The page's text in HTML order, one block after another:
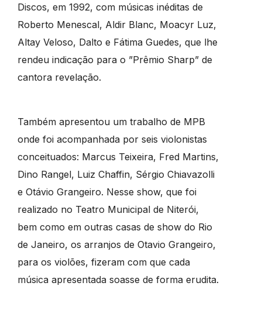
Discos, em 1992, com músicas inéditas de
Roberto Menescal, Aldir Blanc, Moacyr Luz,
Altay Veloso, Dalto e Fátima Guedes, que lhe
rendeu indicação para o ”Prêmio Sharp” de
cantora revelação.
Também apresentou um trabalho de MPB
onde foi acompanhada por seis violonistas
conceituados: Marcus Teixeira, Fred Martins,
Dino Rangel, Luiz Chaffin, Sérgio Chiavazolli
e Otávio Grangeiro. Nesse show, que foi
realizado no Teatro Municipal de Niterói,
bem como em outras casas de show do Rio
de Janeiro, os arranjos de Otavio Grangeiro,
para os violões, fizeram com que cada
música apresentada soasse de forma erudita.